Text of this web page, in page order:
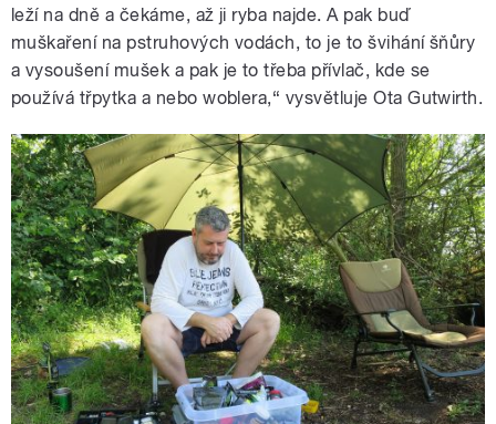
leží na dně a čekáme, až ji ryba najde. A pak buď
muškaření na pstruhových vodách, to je to švihání šňůry
a vysoušení mušek a pak je to třeba přívlač, kde se
používá třpytka a nebo woblera,“ vysvětluje Ota Gutwirth.